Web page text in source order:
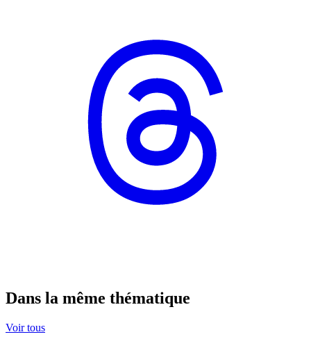
Dans la même thématique
Voir tous